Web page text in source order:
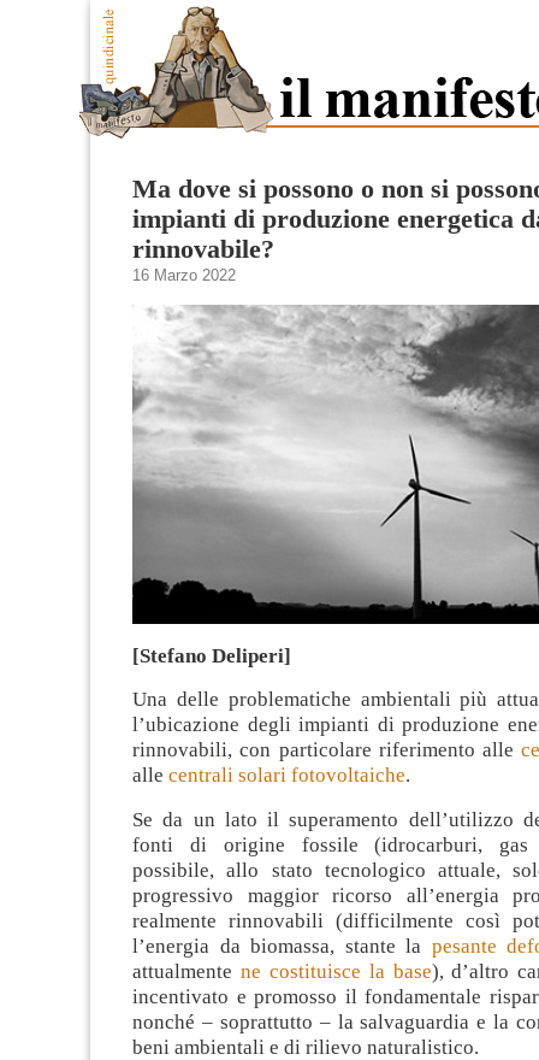
Ma dove si possono o non si
impianti di produzione energetica
rinnovabile?
16 Marzo 2022
[Stefano Deliperi]
Una delle problematiche ambientali più
l’ubicazione degli impianti di produzione
rinnovabili, con particolare riferimento alle
alle centrali solari fotovoltaiche.
Se da un lato il superamento dell’utilizzo
fonti di origine fossile (idrocarburi, gas
possibile, allo stato tecnologico attuale,
progressivo maggior ricorso all’energia
realmente rinnovabili (difficilmente così
l’energia da biomassa, stante la pesante
attualmente ne costituisce la base), d’altro
incentivato e promosso il fondamentale
nonché – soprattutto – la salvaguardia e la
beni ambientali e di rilievo naturalistico.